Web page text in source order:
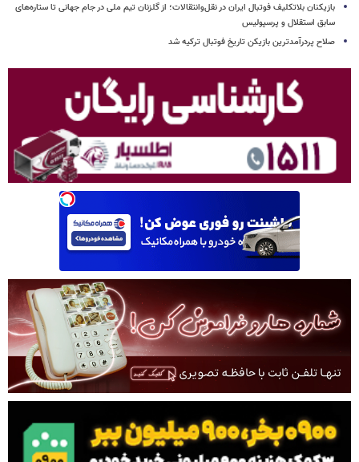
بازیکنان بلاتکلیف فوتبال ایران در نقل‌وانتقالات؛ از گلزنان تیم ملی در جام جهانی تا ستاره‌های
سابق استقلال و پرسپولیس
صلاح پردرآمدترین بازیکن تاریخ فوتبال ترکیه شد